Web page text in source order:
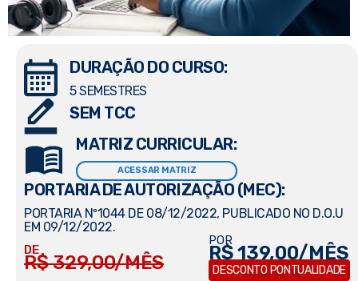
DURAÇÃO DO CURSO:
5 SEMESTRES
SEM TCC
MATRIZ CURRICULAR:
ACESSAR MATRIZ
PORTARIA DE AUTORIZAÇÃO (MEC):
PORTARIA Nº1044 DE 08/12/2022, PUBLICADO NO D.O.U
EM 09/12/2022.
DE
R$ 329,00/MÊS
POR
R$ 139,00/MÊS
DESCONTO PONTUALIDADE